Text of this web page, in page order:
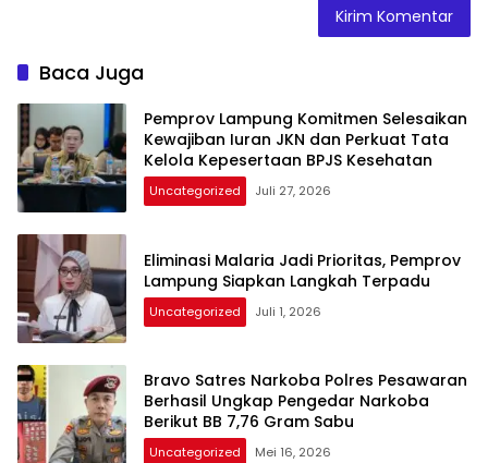
Baca Juga
Pemprov Lampung Komitmen Selesaikan
Kewajiban Iuran JKN dan Perkuat Tata
Kelola Kepesertaan BPJS Kesehatan
Uncategorized Juli 27, 2026
Eliminasi Malaria Jadi Prioritas, Pemprov
Lampung Siapkan Langkah Terpadu
Uncategorized Juli 1, 2026
Bravo Satres Narkoba Polres Pesawaran
Berhasil Ungkap Pengedar Narkoba
Berikut BB 7,76 Gram Sabu
Uncategorized Mei 16, 2026